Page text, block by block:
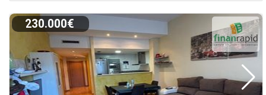
230.000€